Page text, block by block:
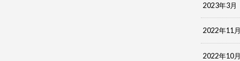
2023年3月
2022年11月
2022年10月